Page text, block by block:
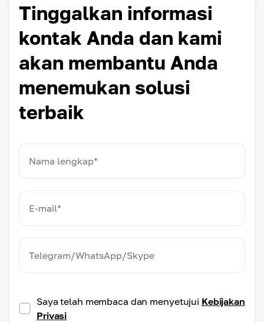
Tinggalkan informasi
kontak Anda dan kami
akan membantu Anda
menemukan solusi
terbaik
Saya telah membaca dan menyetujui Kebijakan
Privasi